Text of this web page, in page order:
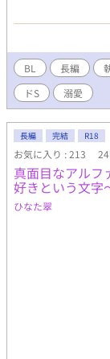
う。晴柊のこと
ことを決める。首
無垢な晴柊の身
く。ゆっくりと精
が――。無自覚人
の物語。※R18 ※
アリ
BL 長編
ドS
溺愛
長編 完結 R18
お気に入り : 213
真面目なアルフ
好きという文字
ひなた翠